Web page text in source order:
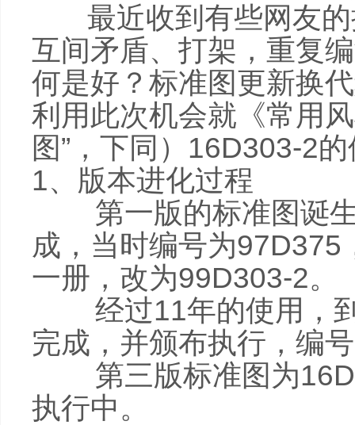
最近收到有些网友的
互间矛盾、打架，重复
何是好？标准图更新换
利用此次机会就《常用
图”，下同）16D303-2
1、版本进化过程
第一版的标准图诞生
成，当时编号为
一册，改为99D303-2。
经过11年的使用，到
完成，并颁布执行，编
第三版标准图为
执行中。